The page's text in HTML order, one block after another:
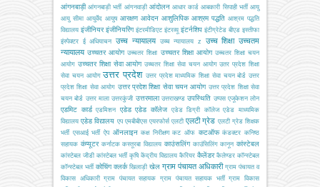
आंगनबाड़ी आंगनबाड़ी भर्ती आंगनवाड़ी आंदोलन आधार कार्ड आबकारी सिपाही भर्ती आयु
आयु सीमा आयुर्वेद आयुष आरक्षण आवेदन आशुलिपिक आश्रम पद्धति आश्रम पद्धति
विद्यालय इंजीनियर इंजीनियरिंग इंटरमीडिएट इंटरव्यू इंटर्नशिप इंटीग्रेटेड बीएड इस्तीफा
इंस्पेक्टर ई अधियाचन उच्च न्यायालय उच्च न्यायालय z उच्च शिक्षा उच्चतम
न्यायालय उच्चतर आयोग उच्चतर शिक्षा उच्चतर शिक्षा आयोग उच्चतर शिक्षा चयन
आयोग उच्चतर शिक्षा सेवा आयोग उच्चतर शिक्षा सेवा चयन आयोग उतर प्रदेश शिक्षा
सेवा चयन आयोग उत्तर प्रदेश उत्तर प्रदेश माध्यमिक शिक्षा सेवा चयन बोर्ड उत्तर
प्रदेश शिक्षा सेवा आयोग उत्तर प्रदेश शिक्षा सेवा चयन आयोग उत्तर प्रदेश शिक्षा सेवा
चयन बोर्ड उत्तर माला उत्तरकुंजी उत्तरमाला उत्तराखण्ड उपस्थिति उप्पस एजूकेशन लोन
एडमिट कार्ड एडमिशन एडेड एडेड कॉलेज एडेड डिग्री कॉलेज एडेड माध्यमिक
विद्यालय एडेड विद्यालय एप एमबीबीएस एयरफोर्स एलटी एलटी ग्रेड एलटी ग्रेड शिक्षक
भर्ती एसआई भर्ती ऐप ऑनलाइन कक्ष निरीक्षण कट ऑफ कटऑफ कंडक्टर कनिष्ठ
सहायक कंप्यूटर कर्नाटक कस्तूरबा विद्यालय काउंसलिंग काउंसिलिंग कानून कांस्टेबल
कांस्टेबल जीडी कांस्टेबल भर्ती कृषि केंद्रीय विद्यालय कैरियर कैलेंडर कैलेण्डर कॉन्स्टेबल
कॉन्स्टेबल भर्ती कोचिंग क्लर्क खिलाड़ी खेल ग्राम पंचायत अधिकारी ग्राम पंचायत व
विकास अधिकारी ग्राम पंचायत सहायक ग्राम पंचायत सहायक भर्ती ग्राम विकास